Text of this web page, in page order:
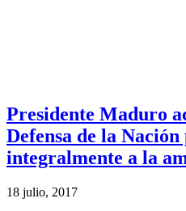
Presidente Maduro
Defensa de la
integralmente a la
18 julio, 2017